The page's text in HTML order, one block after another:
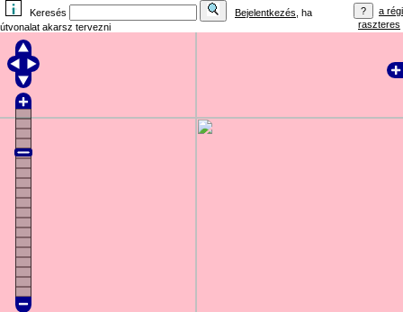
Keresés Bejelentkezés , ha
útvonalat akarsz tervezni
a régi
raszteres